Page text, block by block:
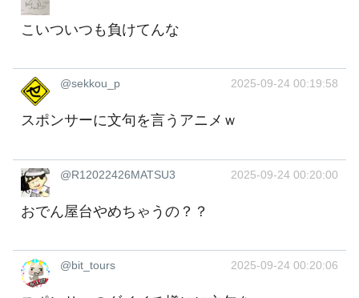
こいついつも負けてんな
@sekkou_p 2025-09-24 00:19:58
スポンサーに文句を言うアニメｗ
@R12022426MATSU3 2025-09-24 00:20:00
おでん屋台やめちゃうの？？
@bit_tours 2025-09-24 00:20:06